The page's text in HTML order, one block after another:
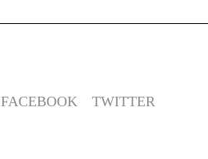
FACEBOOK TWITTER